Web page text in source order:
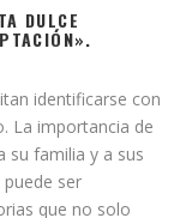
DULCE
identificarse con
La importancia de
su familia y a sus
ser
que no solo